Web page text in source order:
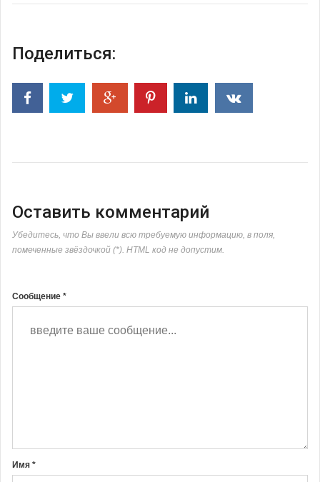
Поделиться:
Оставить комментарий
Убедитесь, что Вы ввели всю требуемую информацию, в поля,
помеченные звёздочкой (*). HTML код не допустим.
Сообщение *
Имя *